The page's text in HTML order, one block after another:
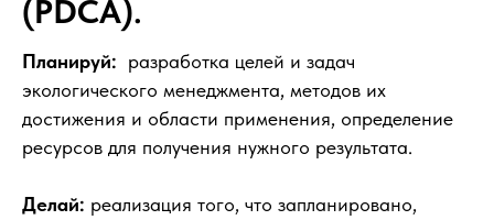
(PDCA).
Планируй: разработка целей и задач
экологического менеджмента, методов их
достижения и области применения, определение
ресурсов для получения нужного результата.
Делай: реализация того, что запланировано,